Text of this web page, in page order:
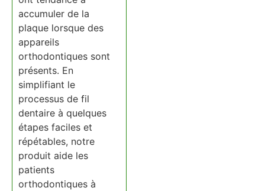
accumuler de la
plaque lorsque des
appareils
orthodontiques sont
présents. En
simplifiant le
processus de fil
dentaire à quelques
étapes faciles et
répétables, notre
produit aide les
patients
orthodontiques à